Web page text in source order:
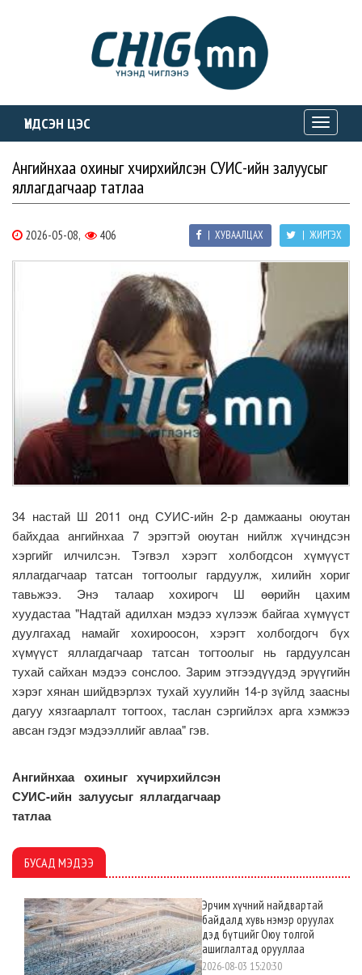
ҮНДСЭН ЦЭС
Toggle
Ангийнхаа охиныг хүчирхийлсэн СУИС-ийн залуусыг
яллагдагчаар татлаа
2026-05-08, 406 | ЖИРГЭХ
| ХУВААЛЦАХ
34 настай Ш 2011 онд СУИС-ийн 2-р дамжааны оюутан
байхдаа ангийнхаа 7 эрэгтэй оюутан нийлж хүчиндсэн
хэргийг илчилсэн. Тэгвэл хэрэгт холбогдсон хүмүүст
яллагдагчаар татсан тогтоолыг гардуулж, хилийн хориг
тавьжээ. Энэ талаар хохирогч Ш өөрийн цахим
хуудастаа "Надтай адилхан мэдээ хүлээж байгаа хүмүүст
дуулгахад намайг хохироосон, хэрэгт холбогдогч бүх
хүмүүст яллагдагчаар татсан тогтоолыг нь гардуулсан
тухай сайхан мэдээ сонслоо. Зарим этгээдүүдэд эрүүгийн
хэрэг хянан шийдвэрлэх тухай хуулийн 14-р зүйлд заасны
дагуу хязгаарлалт тогтоох, таслан сэргийлэх арга хэмжээ
авсан гэдэг мэдээллийг авлаа" гэв.
Ангийнхаа охиныг хүчирхийлсэн
СУИС-ийн залуусыг яллагдагчаар
татлаа
БУСАД МЭДЭЭ
Эрчим хүчний найдвартай
байдалд хувь нэмэр оруулах
дэд бүтцийг Оюу толгой
ашиглалтад орууллаа
2026-08-03 15:20:30